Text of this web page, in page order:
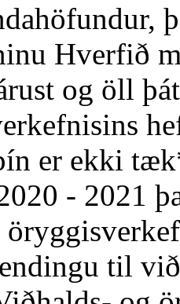
Hverfið
og öll
er ekki
- 2021
til